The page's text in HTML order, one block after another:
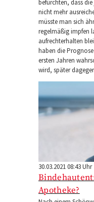
befürchten, dass
nicht mehr
müsste man sich
regelmäßig impfen
aufrechterhalten
haben die
ersten Jahren
wird, später
30.03.2021 08:43 Uhr
Apotheke?